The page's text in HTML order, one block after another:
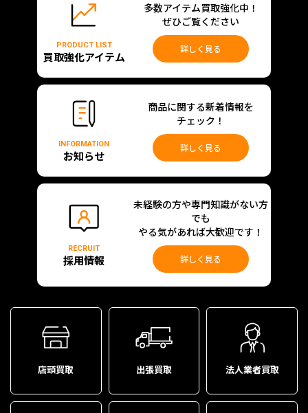
PRODUCT LIST
買取強化アイテム
多数アイテム買取強化中！
ぜひご覧ください
詳しく見る
INFORMATION
お知らせ
商品に関する新着情報を
チェック！
詳しく見る
RECRUIT
採用情報
未経験の方や専門知識がない方
でも
やる気があれば大歓迎です！
詳しく見る
店頭買取 出張買取 法人業者買取